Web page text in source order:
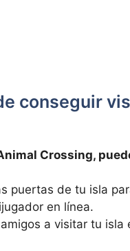
conseguir
Crossing,
⁢puertas de tu‍ isla
en​ línea.
​a visitar tu isla